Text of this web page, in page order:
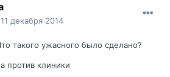
11 декабря 2014
такого ужасного было сделано?
против клиники